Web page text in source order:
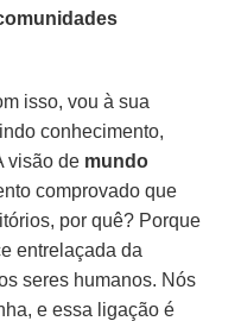
isso, vou à sua
conhecimento,
visão de mundo
comprovado que
por quê? Porque
entrelaçada da
seres humanos. Nós
e essa ligação é